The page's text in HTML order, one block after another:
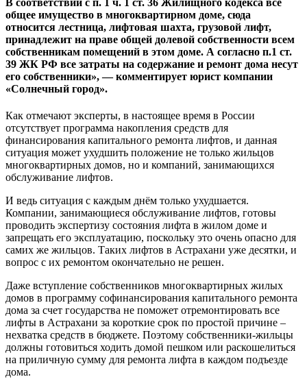
В соответствии с п. 1 ч. 1 ст. 36 Жилищного кодекса всё
общее имущество в многоквартирном доме, сюда
относится лестница, лифтовая шахта, грузовой лифт,
принадлежит на праве общей долевой собственности всем
собственникам помещений в этом доме. А согласно п.1 ст.
39 ЖК РФ все затраты на содержание и ремонт дома несут
его собственники», — комментирует юрист компании
«Солнечный город».
Как отмечают эксперты, в настоящее время в России
отсутствует программа накопления средств для
финансирования капитального ремонта лифтов, и данная
ситуация может ухудшить положение не только жильцов
многоквартирных домов, но и компаний, занимающихся
обслуживание лифтов.
И ведь ситуация с каждым днём только ухудшается.
Компании, занимающиеся обслуживание лифтов, готовы
проводить экспертизу состояния лифта в жилом доме и
запрещать его эксплуатацию, поскольку это очень опасно для
самих же жильцов. Таких лифтов в Астрахани уже десятки, и
вопрос с их ремонтом окончательно не решен.
Даже вступление собственников многоквартирных жилых
домов в программу софинансирования капитального ремонта
дома за счет государства не поможет отремонтировать все
лифты в Астрахани за короткие срок по простой причине –
нехватка средств в бюджете. Поэтому собственники-жильцы
должны готовиться ходить домой пешком или раскошелиться
на приличную сумму для ремонта лифта в каждом подъезде
дома.